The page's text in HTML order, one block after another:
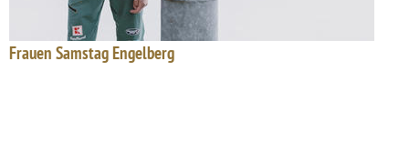
Frauen Samstag Engelberg